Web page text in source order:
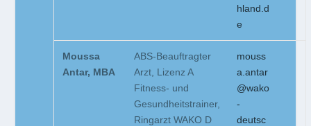
hland.d
e
Moussa
Antar, MBA
ABS-Beauftragter
Arzt, Lizenz A
Fitness- und
Gesundheitstrainer,
Ringarzt WAKO D
mouss
a.antar
@wako
-
deutsc